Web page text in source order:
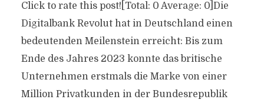
Click to rate this post![Total: 0 Average: 0]Die
Digitalbank Revolut hat in Deutschland einen
bedeutenden Meilenstein erreicht: Bis zum
Ende des Jahres 2023 konnte das britische
Unternehmen erstmals die Marke von einer
Million Privatkunden in der Bundesrepublik